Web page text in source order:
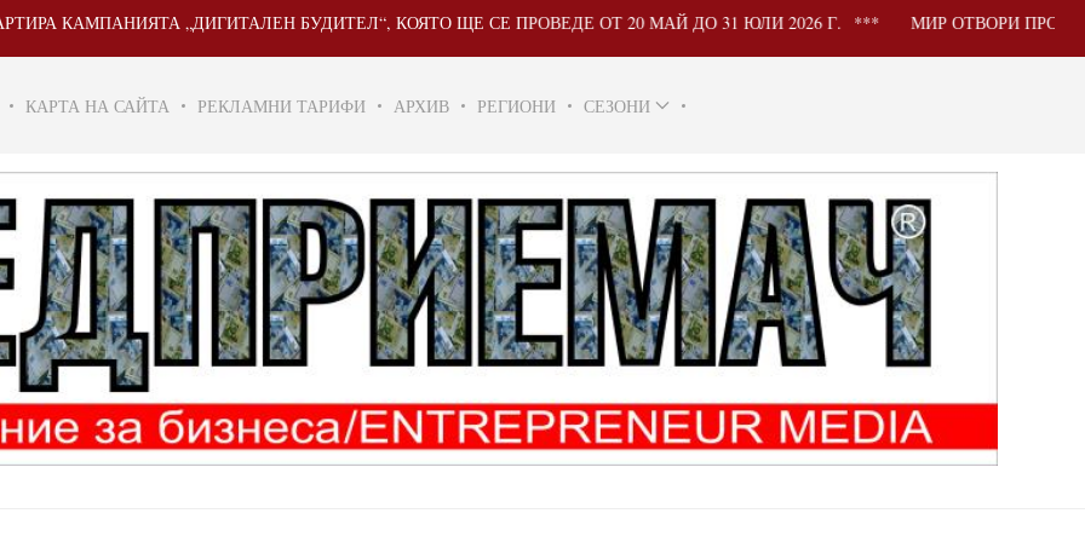
„ДИГИТАЛЕН БУДИТЕЛ“, КОЯТО ЩЕ СЕ ПРОВЕДЕ ОТ 20 МАЙ ДО 31 ЮЛИ 2026 Г. МИР ОТВОРИ ПРОЦЕДУРА
КАРТА НА САЙТА РЕКЛАМНИ ТАРИФИ АРХИВ РЕГИОНИ СЕЗОНИ